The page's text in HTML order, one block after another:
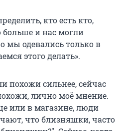
кто есть кто,
больше и нас могли
мы одевались только в
этого делать».
похожи сильнее, сейчас
лично моё мнение.
или в магазине, люди
что близняшки, часто